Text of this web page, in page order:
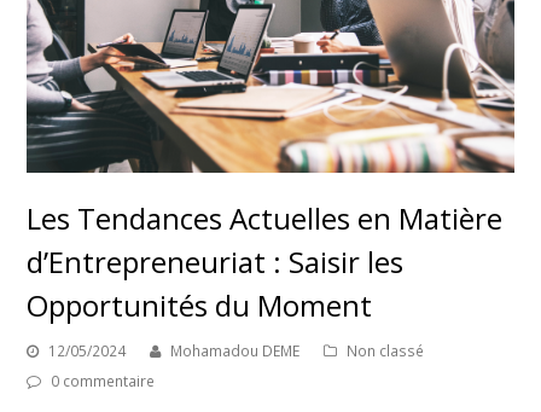
Les Tendances Actuelles en Matière
d’Entrepreneuriat : Saisir les
Opportunités du Moment
12/05/2024 Mohamadou DEME
Non classé
0 commentaire